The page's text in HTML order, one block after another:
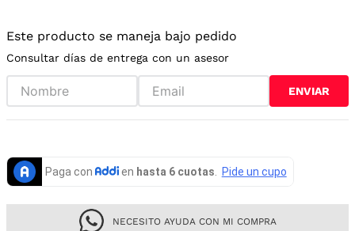
Este producto se maneja bajo pedido
Consultar días de entrega con un asesor
ENVIAR
NECESITO AYUDA CON MI COMPRA